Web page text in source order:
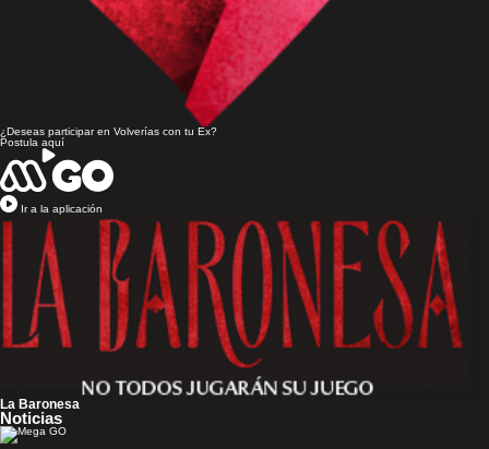
¿Deseas participar en Volverías con tu Ex?
Postula aquí
Ir a la aplicación
La Baronesa
Noticias